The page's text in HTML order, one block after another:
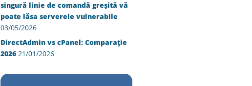
singură linie de comandă greșită vă
poate lăsa serverele vulnerabile
03/05/2026
DirectAdmin vs cPanel: Comparație
2026 21/01/2026